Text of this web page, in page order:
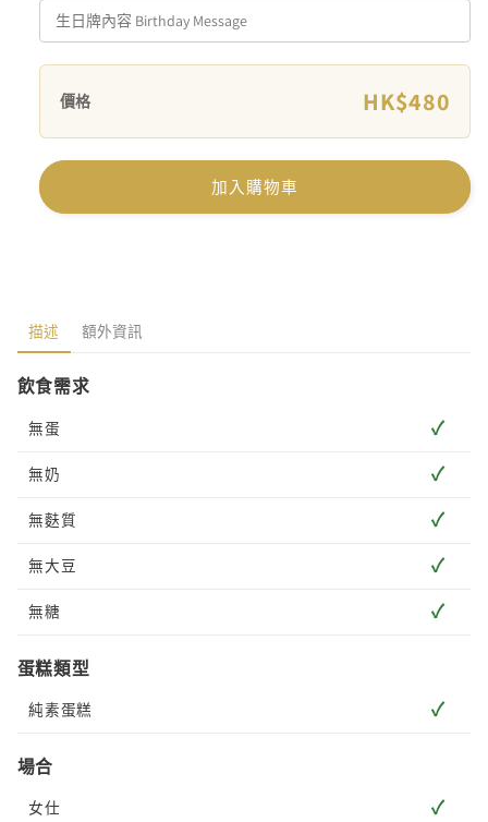
價格 HK$480
加入購物車
描述 額外資訊
飲食需求
無蛋 ✓
無奶 ✓
無麩質 ✓
無大豆 ✓
無糖 ✓
蛋糕類型
純素蛋糕 ✓
場合
女仕 ✓